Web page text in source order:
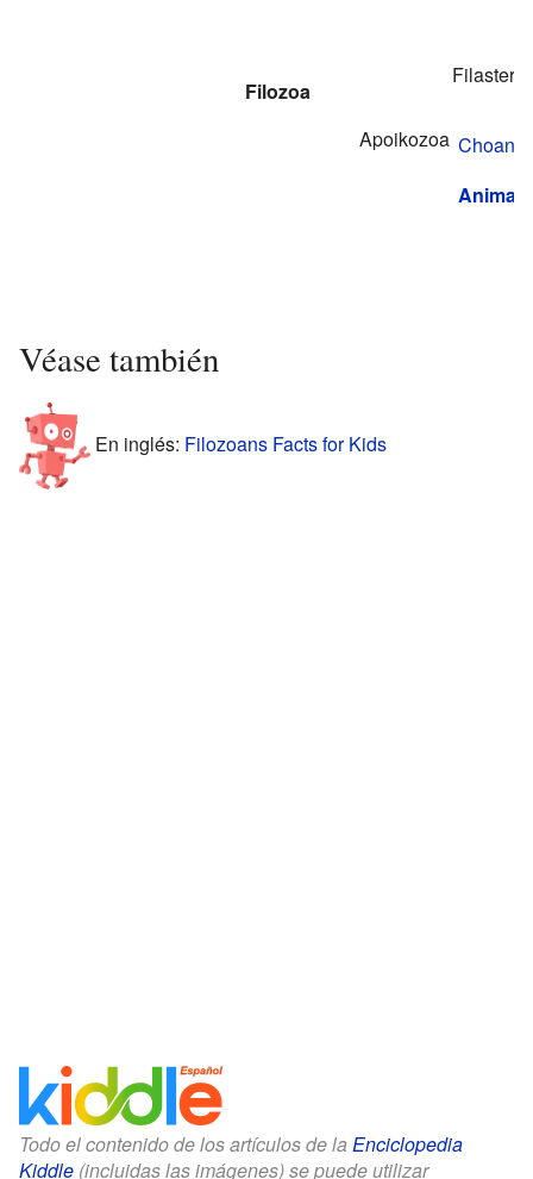
Filozoa
Apoikozoa
Véase también
En inglés: Filozoans Facts for Kids
Todo el contenido de los artículos de la Enciclopedia
Kiddle (incluidas las imágenes) se puede utilizar